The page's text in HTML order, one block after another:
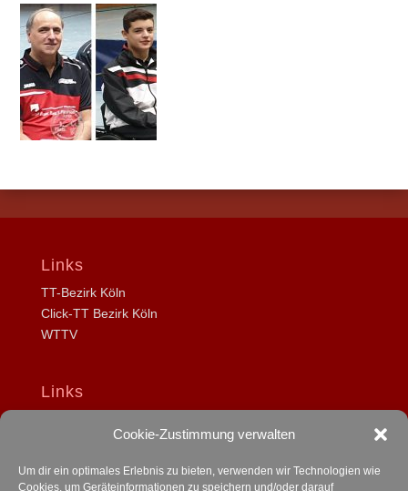
Cookie-Zustimmung verwalten
Um dir ein optimales Erlebnis zu bieten, verwenden wir Technologien wie
Cookies, um Geräteinformationen zu speichern und/oder darauf
Links
TT-Bezirk Köln
Click-TT Bezirk Köln
WTTV
Links
myTischtennis